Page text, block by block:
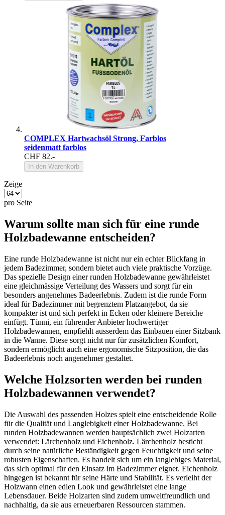
COMPLEX Hartwachsöl Strong, Farblos
seidenmatt farblos
CHF 82.-
In den Warenkorb
Zeige
pro Seite
Warum sollte man sich für eine runde
Holzbadewanne entscheiden?
Eine runde Holzbadewanne ist nicht nur ein echter Blickfang in
jedem Badezimmer, sondern bietet auch viele praktische Vorzüge.
Das spezielle Design einer runden Holzbadewanne gewährleistet
eine gleichmässige Verteilung des Wassers und sorgt für ein
besonders angenehmes Badeerlebnis. Zudem ist die runde Form
ideal für Badezimmer mit begrenztem Platzangebot, da sie
kompakter ist und sich perfekt in Ecken oder kleinere Bereiche
einfügt. Tünni, ein führender Anbieter hochwertiger
Holzbadewannen, empfiehlt ausserdem das Einbauen einer Sitzbank
in die Wanne. Diese sorgt nicht nur für zusätzlichen Komfort,
sondern ermöglicht auch eine ergonomische Sitzposition, die das
Badeerlebnis noch angenehmer gestaltet.
Welche Holzsorten werden bei runden
Holzbadewannen verwendet?
Die Auswahl des passenden Holzes spielt eine entscheidende Rolle
für die Qualität und Langlebigkeit einer Holzbadewanne. Bei
runden Holzbadewannen werden hauptsächlich zwei Holzarten
verwendet: Lärchenholz und Eichenholz. Lärchenholz besticht
durch seine natürliche Beständigkeit gegen Feuchtigkeit und seine
robusten Eigenschaften. Es handelt sich um ein langlebiges Material,
das sich optimal für den Einsatz im Badezimmer eignet. Eichenholz
hingegen ist bekannt für seine Härte und Stabilität. Es verleiht der
Holzwann einen edlen Look und gewährleistet eine lange
Lebensdauer. Beide Holzarten sind zudem umweltfreundlich und
nachhaltig, da sie aus erneuerbaren Ressourcen stammen.